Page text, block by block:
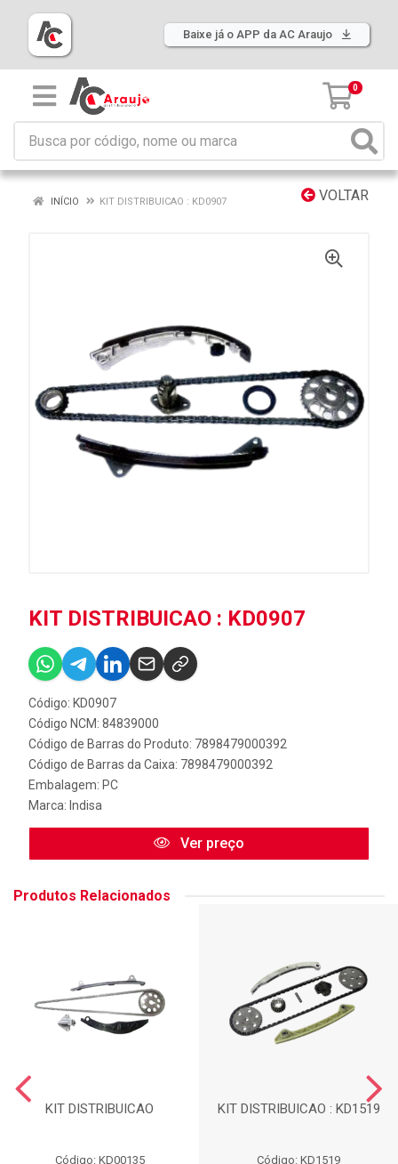
Baixe já o APP da AC Araujo
0
VOLTAR
INÍCIO KIT DISTRIBUICAO : KD0907
KIT DISTRIBUICAO : KD0907
Código: KD0907
Código NCM: 84839000
Código de Barras do Produto: 7898479000392
Código de Barras da Caixa: 7898479000392
Embalagem: PC
Marca: Indisa
Ver preço
Produtos Relacionados
KIT DISTRIBUICAO
Código: KD00135
KIT DISTRIBUICAO : KD1519
Código: KD1519